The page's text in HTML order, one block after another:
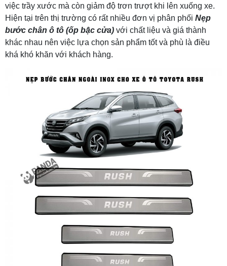
việc trầy xước mà còn giảm độ trơn trượt khi lên xuống xe.
Hiện tại trên thị trường có rất nhiều đơn vị phân phối Nẹp
bước chân ô tô (ốp bậc cửa) với chất liệu và giá thành
khác nhau nên việc lựa chọn sản phẩm tốt và phù là điều
khá khó khăn với khách hàng.